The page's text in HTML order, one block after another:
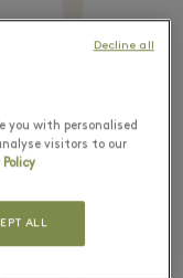
you with personalised
visitors to our
Policy
ALL
Decline all